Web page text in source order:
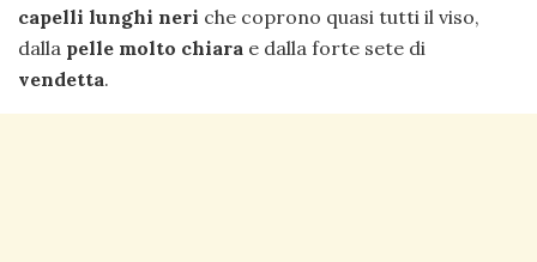
capelli lunghi neri che coprono quasi tutti il viso,
dalla pelle molto chiara e dalla forte sete di
vendetta.